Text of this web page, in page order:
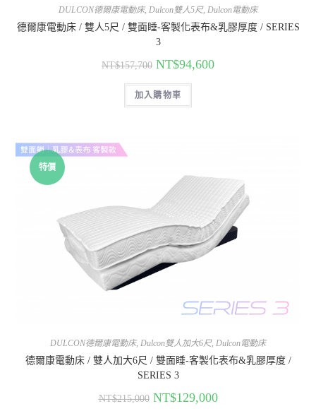
DULCON德爾康電動床, Dulcon雙人5尺, Dulcon電動床
德爾康電動床 / 雙人5尺 / 雙面睡-客製化表布&乳膠厚度 / SERIES
3
NT$157,700 NT$94,600
加入購物車
特價
DULCON德爾康電動床, Dulcon雙人加大6尺, Dulcon電動床
德爾康電動床 / 雙人加大6尺 / 雙面睡-客製化表布&乳膠厚度 /
SERIES 3
NT$215,000 NT$129,000